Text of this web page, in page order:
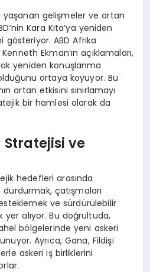
yaşanan gelişmeler ve artan
Kara Kıta’ya yeniden
gösteriyor. ABD Afrika
Ekman’ın açıklamaları,
yeniden konuşlanma
ortaya koyuyor. Bu
artan etkisini sınırlamayı
bir hamlesi olarak da
Stratejisi ve
hedefleri arasında
durdurmak, çatışmaları
ve sürdürülebilir
yer alıyor. Bu doğrultuda,
bölgelerinde yeni askeri
Ayrıca, Gana, Fildişi
askeri iş birliklerini